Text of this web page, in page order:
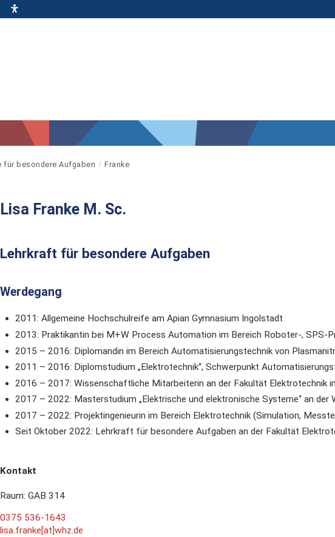
für besondere Aufgaben Franke
Lisa Franke M. Sc.
Lehrkraft für besondere Aufgaben
Werdegang
2011: Allgemeine Hochschulreife am Apian Gymnasium Ingolstadt
2013: Praktikantin bei M+W Process Automation im Bereich Roboter-, SPS-
2015 – 2016: Diplomandin im Bereich Automatisierungstechnik von
2011 – 2016: Diplomstudium „Elektrotechnik“, Schwerpunkt
2016 – 2017: Wissenschaftliche Mitarbeiterin an der Fakultät Elektrotechnik
2017 – 2022: Masterstudium „Elektrische und elektronische Systeme“ an der
2017 – 2022: Projektingenieurin im Bereich Elektrotechnik (Simulation,
Seit Oktober 2022: Lehrkraft für besondere Aufgaben an der Fakultät
Kontakt
Raum: GAB 314
0375 536-1643
lisa.franke[at]whz.de